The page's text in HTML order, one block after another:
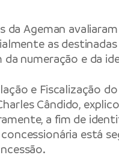
da Ageman
as
da numeração e da
e Fiscalização
Cândido,
a fim de
está